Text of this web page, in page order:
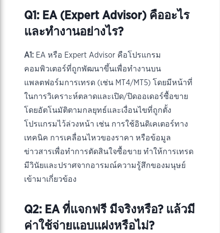
Q1: EA (Expert Advisor) คืออะไร
และทำงานอย่างไร?
A1: EA หรือ Expert Advisor คือโปรแกรม
คอมพิวเตอร์ที่ถูกพัฒนาขึ้นเพื่อทำงานบน
แพลตฟอร์มการเทรด (เช่น MT4/MT5) โดยมีหน้าที่
ในการวิเคราะห์ตลาดและเปิด/ปิดออเดอร์ซื้อขาย
โดยอัตโนมัติตามกลยุทธ์และเงื่อนไขที่ถูกตั้ง
โปรแกรมไว้ล่วงหน้า เช่น การใช้อินดิเคเตอร์ทาง
เทคนิค การเคลื่อนไหวของราคา หรือข้อมูล
ข่าวสารเพื่อทำการตัดสินใจซื้อขาย ทำให้การเทรด
มีวินัยและปราศจากอารมณ์ความรู้สึกของมนุษย์
เข้ามาเกี่ยวข้อง
Q2: EA ที่แจกฟรี มีจริงหรือ? แล้วมี
ค่าใช้จ่ายแอบแฝงหรือไม่?